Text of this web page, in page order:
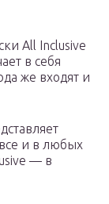
All Inclusive
в себя
же входят и
и в любых
— в